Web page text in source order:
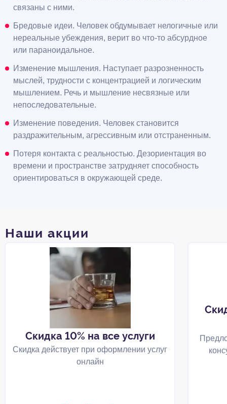
связаны с ними.
Бредовые идеи. Человек обдумывает нелогичные или
нереальные убеждения, верит во что-то абсурдное
или параноидальное.
Изменение мышления. Наступает разрозненность
мыслей, трудности с концентрацией и логическим
мышлением. Речь и мышление несвязные или
непоследовательные.
Изменение поведения. Человек становится
раздражительным, агрессивным или отстраненным.
Потеря контакта с реальностью. Дезориентация во
времени и пространстве затрудняет способность
ориентироваться в окружающей среде.
Наши акции
Скидка 10% на все услуги
Скидка действует при оформлении услуг
онлайн